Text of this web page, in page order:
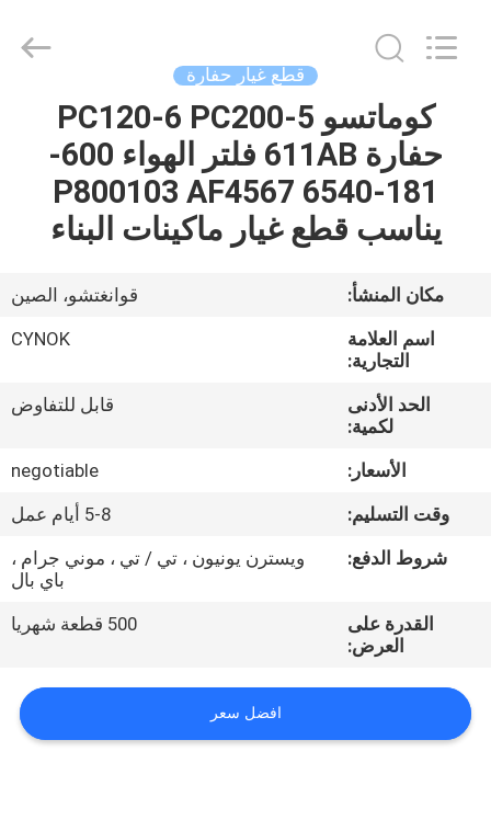
منزل،
منتجات
معلومات
جولة
المعمل
مراقبة
بنا
قطع غيار حفارة
كوماتسو PC120-6 PC200-5
حفارة 611AB فلتر الهواء 600-
181-6540 P800103 AF4567
يناسب قطع غيار ماكينات البناء
مكان المنشأ:
قوانغتشو، الصين
اسم العلامة
التجارية:
CYNOK
الحد الأدنى
لكمية:
قابل للتفاوض
الأسعار:
negotiable
وقت التسليم:
5-8 أيام عمل
شروط الدفع:
ويسترن يونيون ، تي / تي ، موني جرام ،
باي بال
القدرة على
العرض:
500 قطعة شهريا
افضل سعر